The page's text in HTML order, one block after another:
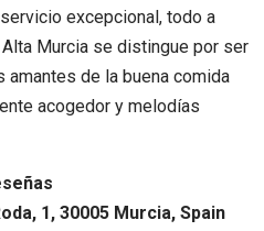
excepcional, todo a
Murcia se distingue por ser
amantes de la buena comida
acogedor y melodías
1, 30005 Murcia, Spain